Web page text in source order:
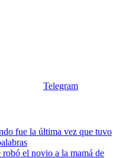
Telegram
fue la última vez que tuvo
el novio a la mamá de